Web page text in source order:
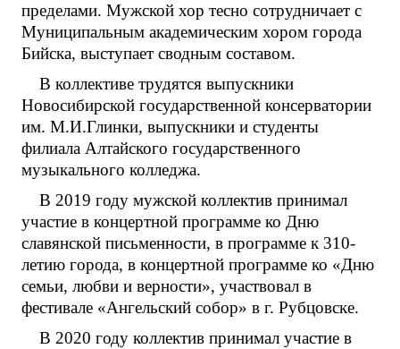
пределами. Мужской хор тесно сотрудничает с
Муниципальным академическим хором города
Бийска, выступает сводным составом.
В коллективе трудятся выпускники
Новосибирской государственной консерватории
им. М.И.Глинки, выпускники и студенты
филиала Алтайского государственного
музыкального колледжа.
В 2019 году мужской коллектив принимал
участие в концертной программе ко Дню
славянской письменности, в программе к 310-
летию города, в концертной программе ко «Дню
семьи, любви и верности», участвовал в
фестивале «Ангельский собор» в г. Рубцовске.
В 2020 году коллектив принимал участие в